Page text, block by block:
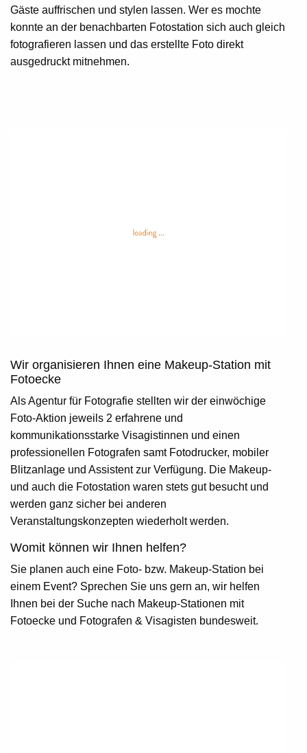
Gäste auffrischen und stylen lassen. Wer es mochte
konnte an der benachbarten Fotostation sich auch gleich
fotografieren lassen und das erstellte Foto direkt
ausgedruckt mitnehmen.
Wir organisieren Ihnen eine Makeup-Station mit
Fotoecke
Als Agentur für Fotografie stellten wir der einwöchige
Foto-Aktion jeweils 2 erfahrene und
kommunikationsstarke Visagistinnen und einen
professionellen Fotografen samt Fotodrucker, mobiler
Blitzanlage und Assistent zur Verfügung. Die Makeup-
und auch die Fotostation waren stets gut besucht und
werden ganz sicher bei anderen
Veranstaltungskonzepten wiederholt werden.
Womit können wir Ihnen helfen?
Sie planen auch eine Foto- bzw. Makeup-Station bei
einem Event? Sprechen Sie uns gern an, wir helfen
Ihnen bei der Suche nach Makeup-Stationen mit
Fotoecke und Fotografen & Visagisten bundesweit.